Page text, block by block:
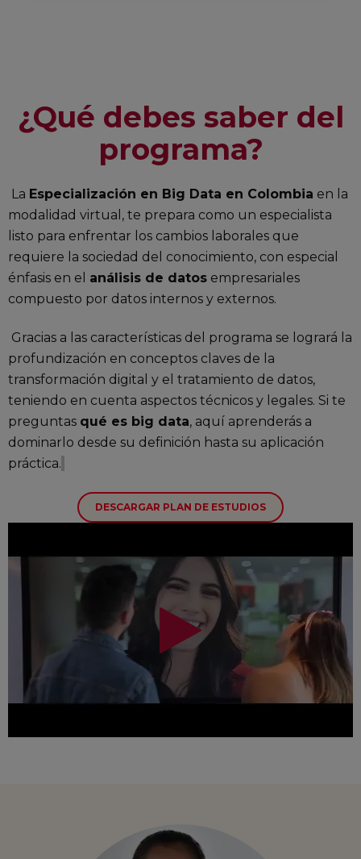
¿Qué debes saber del
programa?
La Especialización en Big Data en Colombia en la
modalidad virtual, te prepara como un especialista
listo para enfrentar los cambios laborales que
requiere la sociedad del conocimiento, con especial
énfasis en el análisis de datos empresariales
compuesto por datos internos y externos.
Gracias a las características del programa se logrará la
profundización en conceptos claves de la
transformación digital y el tratamiento de datos,
teniendo en cuenta aspectos técnicos y legales. Si te
preguntas qué es big data, aquí aprenderás a
dominarlo desde su definición hasta su aplicación
práctica.
DESCARGAR PLAN DE ESTUDIOS